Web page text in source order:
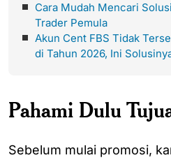
Cara Mudah Mencari
Trader Pemula
Akun Cent FBS Tidak
di Tahun 2026, Ini
Pahami Dulu
Sebelum mulai promosi,